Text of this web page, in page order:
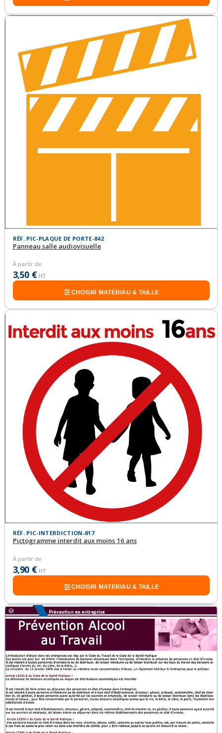
RÉF. PIC-PLAQUE DE PORTE-842
Panneau salle audiovisuelle
À partir de
3,50 € HT
CHOISIR MATÉRIAU & TAILLE
RÉF. PIC-INTERDICTION-817
Pictogramme interdit aux moins 16 ans
À partir de
3,90 € HT
CHOISIR MATÉRIAU & TAILLE